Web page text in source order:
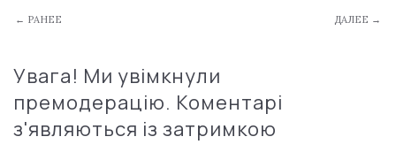
← РАНЕЕ ДАЛЕЕ →
Увага! Ми увімкнули
премодерацію. Коментарі
з'являються із затримкою